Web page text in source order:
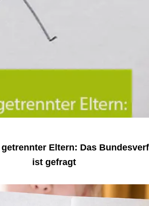
Eltern: Das
ist gefragt